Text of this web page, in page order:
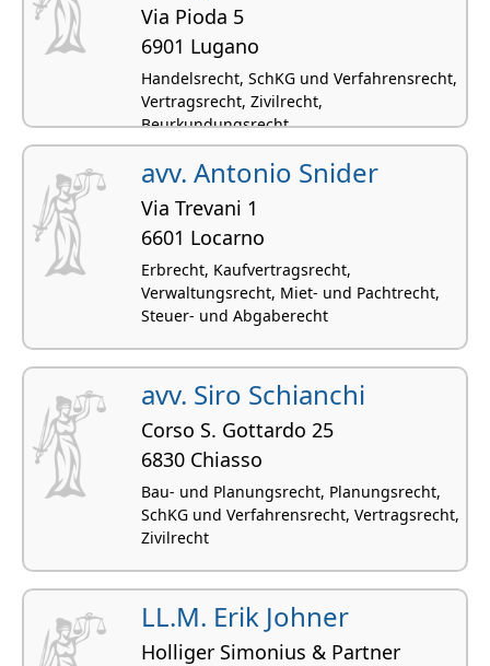
Via Pioda 5
6901 Lugano
Handelsrecht, SchKG und Verfahrensrecht,
Vertragsrecht, Zivilrecht,
Beurkundungsrecht
avv. Antonio Snider
Via Trevani 1
6601 Locarno
Erbrecht, Kaufvertragsrecht,
Verwaltungsrecht, Miet- und Pachtrecht,
Steuer- und Abgaberecht
avv. Siro Schianchi
Corso S. Gottardo 25
6830 Chiasso
Bau- und Planungsrecht, Planungsrecht,
SchKG und Verfahrensrecht, Vertragsrecht,
Zivilrecht
LL.M. Erik Johner
Holliger Simonius & Partner